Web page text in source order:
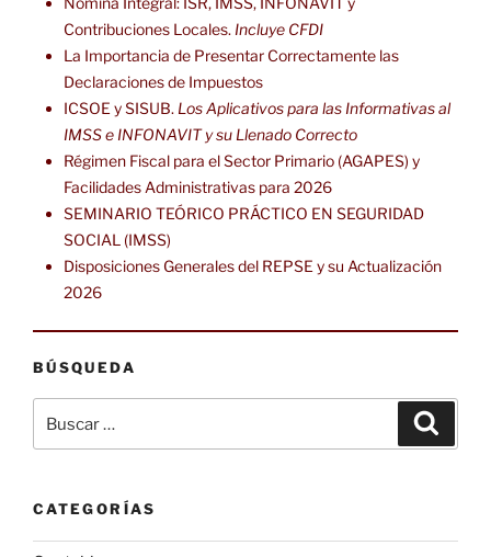
Contribuciones Locales. Incluye CFDI
La Importancia de Presentar Correctamente las
Declaraciones de Impuestos
ICSOE y SISUB. Los Aplicativos para las Informativas al
IMSS e INFONAVIT y su Llenado Correcto
Régimen Fiscal para el Sector Primario (AGAPES) y
Facilidades Administrativas para 2026
SEMINARIO TEÓRICO PRÁCTICO EN SEGURIDAD
SOCIAL (IMSS)
Disposiciones Generales del REPSE y su Actualización
2026
BÚSQUEDA
por:
CATEGORÍAS